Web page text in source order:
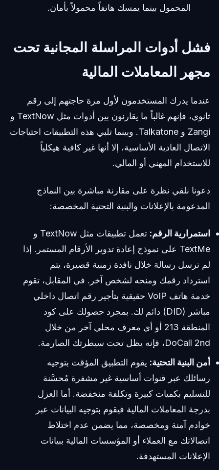
المحمول بينما يمسك هاتفاً محمولاً بأمان.
فشل أدوات المراسلة المجانية تحت
مجهر المعاملات المالية
عندما يدرك المستخدمون لأول مرة حاجتهم إلى رقم
ثانوي، فإنهم غالباً ما يقارنون بين أدوات مثل TextNow و
Zangi و Talkatone. وبينما تلبي هذه التطبيقات احتياجات
الاتصال العادية الأساسية، إلا أنها غير كافية هيكلياً
للاستخدام المهني أو المالي.
دعونا نلقي نظرة على مقارنة مباشرة بين النماذج
المدعومة بالإعلانات والبنية التحتية المخصصة:
استمرارية الرقم:
تعمل تطبيقات مثل TextNow و
TextMe على نموذج إعادة تدوير الأرقام المستمر. إذا
لم ترسل رسالة خلال نافذة زمنية قصيرة، يتم
استرداد رقمك ومنحه لشخص آخر. في المقابل، تقوم
خدمة هاتف VoIP حقيقية بتأجير رقم اتصال داخلي
مباشر (DID) دائم لك. بمجرد حصولك على كود
المنطقة 213 أو أي معرف محلي آخر من خلال
DoCall 2nd، فإنه يظل تحت سيطرتك الصارمة.
أمن البنية التحتية: يقوم التطبيق المؤقت بتوجيه
رسائلك عبر قنوات أساسية غير مشفرة مُحسَّنة
للتسليم بكميات كبيرة وتكلفة منخفضة. أما العزل
بدرجة المعاملات المالية فيقوم بتوجيه البيانات عبر
خوادم آمنة ومخصصة، مما يضمن عدم اختلاط
اتصالاتك مع العملاء أو المؤسسات المالية ببيانات
الإعلانات المستهدفة.